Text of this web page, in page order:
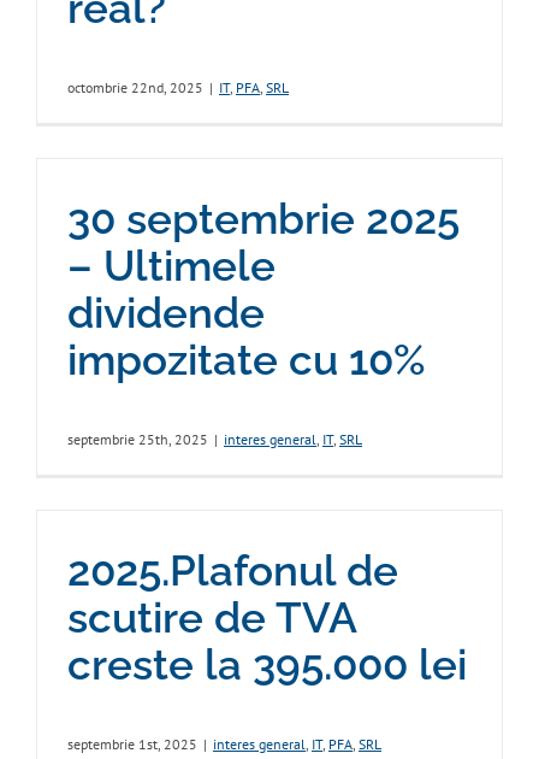
octombrie 22nd, 2025 | IT, PFA, SRL
30 septembrie 2025
– Ultimele
dividende
impozitate cu 10%
septembrie 25th, 2025 | interes general, IT, SRL
2025.Plafonul de
scutire de TVA
creste la 395.000 lei
septembrie 1st, 2025 | interes general, IT, PFA, SRL